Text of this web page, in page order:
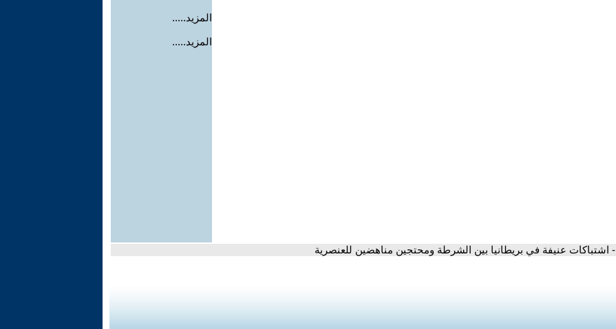
المزيد.....
المزيد.....
- اشتباكات عنيفة في بريطانيا بين الشرطة ومحتجين مناهضين للعنصرية